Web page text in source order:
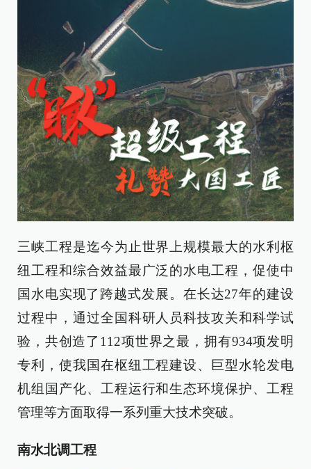
三峡工程是迄今为止世界上规模最大的水利枢
纽工程和综合效益最广泛的水电工程，促使中
国水电实现了跨越式发展。在长达27年的建设
过程中，通过全国科研人员科技攻关和科学试
验，共创造了112项世界之最，拥有934项发明
专利，使我国在枢纽工程建设、巨型水轮发电
机组国产化、工程运行和生态环境保护、工程
管理等方面取得一系列重大技术突破。
南水北调工程